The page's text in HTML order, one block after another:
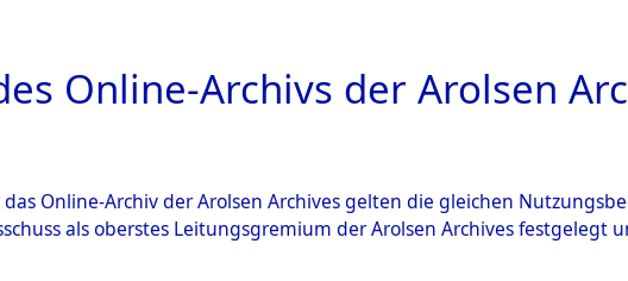
ARCHIVALE INHALT ÜBERSICHT
Online-Archivs der Arolsen
Online-Archiv der Arolsen Archives gelten die gleichen
als oberstes Leitungsgremium der Arolsen Archives festgelegt